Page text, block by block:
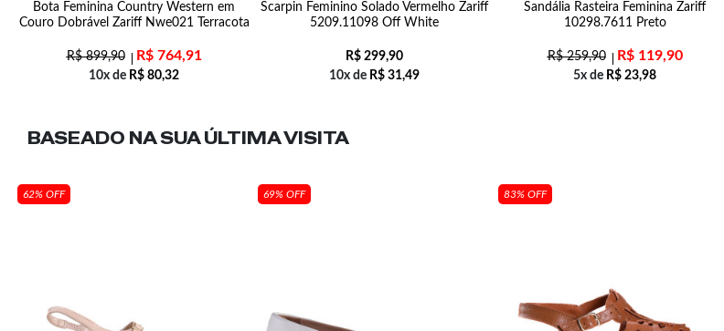
Bota Feminina Country Western em
Couro Dobrável Zariff Nwe021 Terracota
R$899,90 R$764,91
10x de R$ 80,32
Scarpin Feminino Solado Vermelho Zariff
5209.11098 Off White
R$ 299,90
10x de R$ 31,49
Sandália Rasteira Feminina Zariff
10298.7611 Preto
R$259,90 R$119,90
5x de R$ 23,98
BASEADO NA SUAÚLTIMA VISITA
62% OFF 69% OFF 83% OFF